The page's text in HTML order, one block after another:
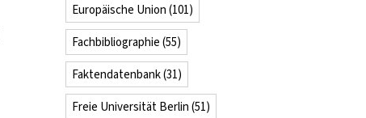
Europäische Union (101)
Fachbibliographie (55)
Faktendatenbank(31)
Freie Universität Berlin (51)